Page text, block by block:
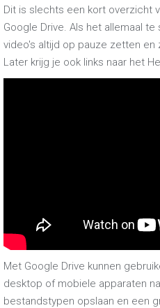
Dit is slechts een kort overzicht
Google Drive. Als het allemaal
video's altijd op pauze zetten en
Later krijg je ook links naar het
Met Google Drive kunnen
desktop of mobiele apparaten
bestandstypen opslaan en een